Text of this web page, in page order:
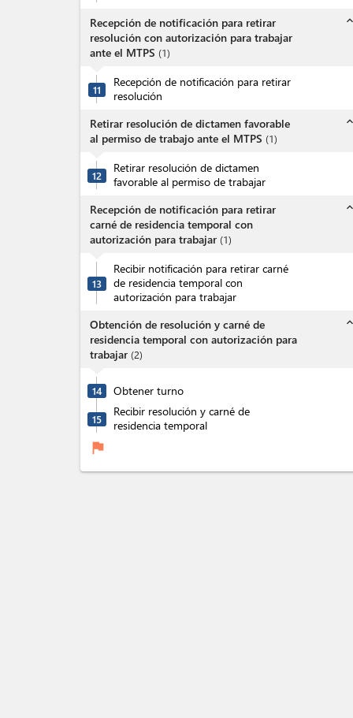
Recepción de notificación para retirar
resolución con autorización para trabajar
ante el MTPS (1)
expand_less
11
Recepción de notificación para retirar
resolución
Retirar resolución de dictamen favorable
al permiso de trabajo ante el MTPS (1)
expand_less
12
Retirar resolución de dictamen
favorable al permiso de trabajar
Recepción de notificación para retirar
carné de residencia temporal con
autorización para trabajar (1)
expand_less
13
Recibir notificación para retirar carné
de residencia temporal con
autorización para trabajar
Obtención de resolución y carné de
residencia temporal con autorización para
trabajar (2)
expand_less
14 Obtener turno
15
Recibir resolución y carné de
residencia temporal
flag